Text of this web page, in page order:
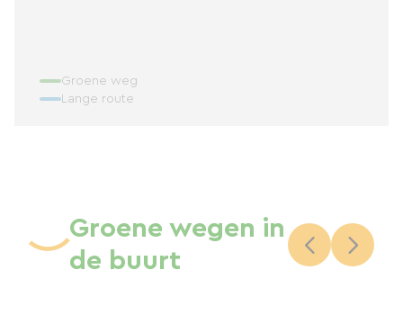
Groene weg
Lange route
Groene wegen in
de buurt